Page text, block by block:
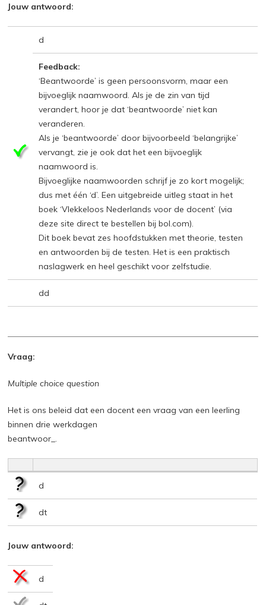
Jouw antwoord:
d
Feedback:
‘Beantwoorde’ is geen persoonsvorm, maar een
bijvoeglijk naamwoord. Als je de zin van tijd
verandert, hoor je dat ‘beantwoorde’ niet kan
veranderen.
Als je ‘beantwoorde’ door bijvoorbeeld ‘belangrijke’
vervangt, zie je ook dat het een bijvoeglijk
naamwoord is.
Bijvoeglijke naamwoorden schrijf je zo kort mogelijk;
dus met één ‘d’. Een uitgebreide uitleg staat in het
boek ‘Vlekkeloos Nederlands voor de docent’ (via
deze site direct te bestellen bij bol.com).
Dit boek bevat zes hoofdstukken met theorie, testen
en antwoorden bij de testen. Het is een praktisch
naslagwerk en heel geschikt voor zelfstudie.
dd
Vraag:
Multiple choice question
Het is ons beleid dat een docent een vraag van een leerling
binnen drie werkdagen
beantwoor_.
d
dt
Jouw antwoord:
d